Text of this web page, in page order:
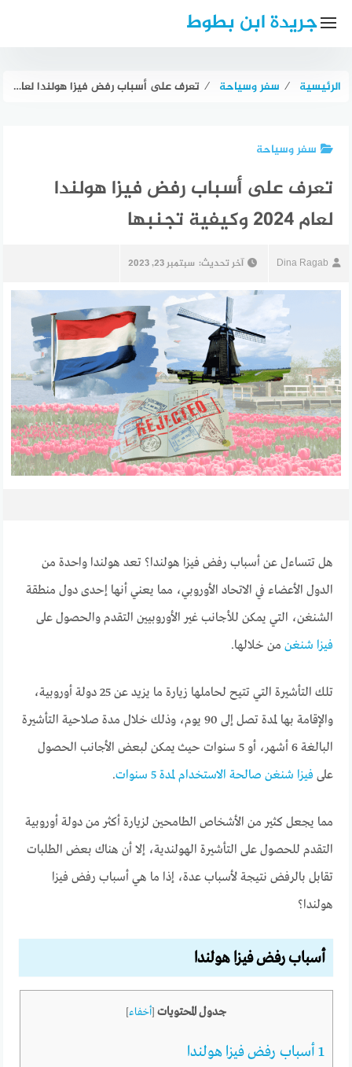
جريدة ابن بطوط
الرئيسية ⁄ سفر وسياحة ⁄ تعرف على أسباب رفض فيزا هولندا لعام 2024 وكيفية تجنبها
سفر وسياحة
تعرف على أسباب رفض فيزا هولندا
لعام 2024 وكيفية تجنبها
Dina Ragab آخر تحديث: سبتمبر 23, 2023
هل تتساءل عن أسباب رفض فيزا هولندا؟ تعد هولندا واحدة من
الدول الأعضاء في الاتحاد الأوروبي، مما يعني أنها إحدى دول منطقة
الشنغن، التي يمكن للأجانب غير الأوروبيين التقدم والحصول على
فيزا شنغن من خلالها.
تلك التأشيرة التي تتيح لحاملها زيارة ما يزيد عن 25 دولة أوروبية،
والإقامة بها لمدة تصل إلى 90 يوم، وذلك خلال مدة صلاحية التأشيرة
البالغة 6 أشهر، أو 5 سنوات حيث يمكن لبعض الأجانب الحصول
على فيزا شنغن صالحة الاستخدام لمدة 5 سنوات .
مما يجعل كثير من الأشخاص الطامحين لزيارة أكثر من دولة أوروبية
التقدم للحصول على التأشيرة الهولندية، إلا أن هناك بعض الطلبات
تقابل بالرفض نتيجة لأسباب عدة، إذا ما هي أسباب رفض فيزا
هولندا؟
أسباب رفض فيزا هولندا
جدول المحتويات [أخفاء]
1 أسباب رفض فيزا هولندا